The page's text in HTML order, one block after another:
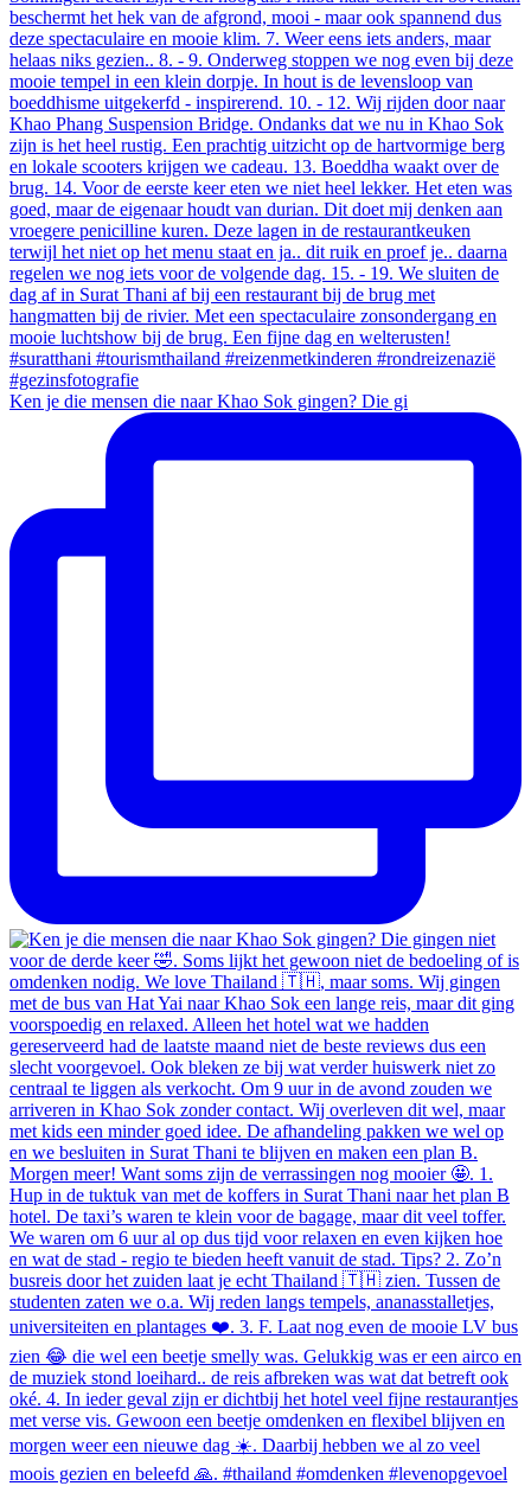
Ken je die mensen die naar Khao Sok gingen? Die gi